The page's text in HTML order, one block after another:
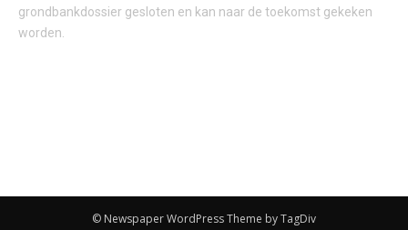
grondbankdossier gesloten en kan naar de toekomst gekeken
worden.
© Newspaper WordPress Theme by TagDiv